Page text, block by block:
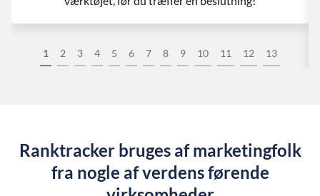
1 2 3 4 5 6 7 8 9 10 11 12 13
Ranktracker bruges af marketingfolk
fra nogle af verdens førende